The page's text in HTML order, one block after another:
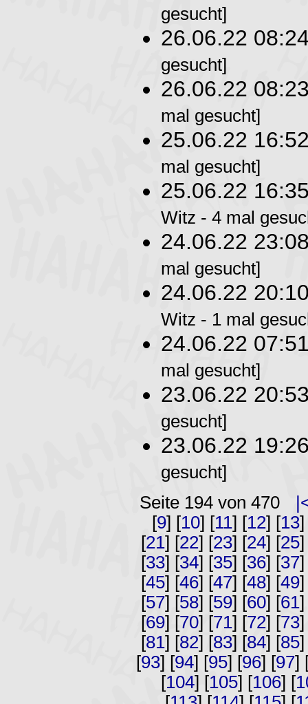
gesucht]
26.06.22
gesucht]
26.06.22
mal gesucht]
25.06.22
mal gesucht]
25.06.22
Witz - 4 mal
24.06.22
mal gesucht]
24.06.22
Witz - 1 mal
24.06.22
mal gesucht]
23.06.22
gesucht]
23.06.22
gesucht]
Seite 194 von 470
[9] [10] [11] [12] [13]
[21] [22] [23] [24] [25]
[33] [34] [35] [36] [37]
[45] [46] [47] [48] [49]
[57] [58] [59] [60] [61]
[69] [70] [71] [72] [73]
[81] [82] [83] [84] [85]
[93] [94] [95] [96] [97]
[104] [105] [106] [